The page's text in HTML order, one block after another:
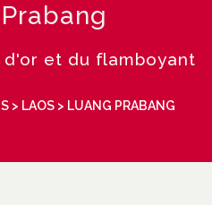
et du flamboyant
> LAOS> LUANG PRABANG